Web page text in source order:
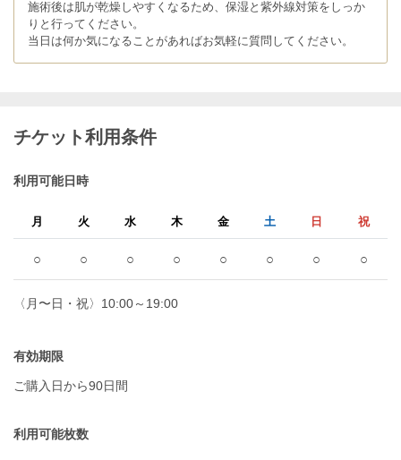
施術後は肌が乾燥しやすくなるため、保湿と紫外線対策をしっか
りと行ってください。
当日は何か気になることがあればお気軽に質問してください。
チケット利用条件
利用可能日時
月 火 水 木 金 土 日 祝
○ ○ ○ ○ ○ ○ ○ ○
〈月〜日・祝〉10:00～19:00
有効期限
ご購入日から90日間
利用可能枚数